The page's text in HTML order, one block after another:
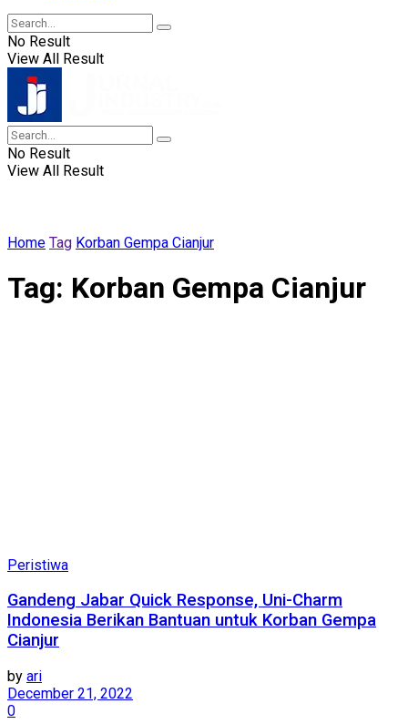
No Result
View All Result
No Result
View All Result
Home Tag Korban Gempa Cianjur
Tag: Korban Gempa Cianjur
Peristiwa
Gandeng Jabar Quick Response, Uni-Charm
Indonesia Berikan Bantuan untuk Korban Gempa
Cianjur
by ari
December 21, 2022
0